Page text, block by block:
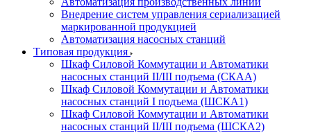
Внедрение систем управления сериализацией
маркированной продукцией
Автоматизация насосных станций
Типовая продукция
Шкаф Силовой Коммутации и Автоматики
насосных станций II/III подъема (СКАА)
Шкаф Силовой Коммутации и Автоматики
насосных станций I подъема (ШСКА1)
Шкаф Силовой Коммутации и Автоматики
насосных станций II/III подъема (ШСКА2)